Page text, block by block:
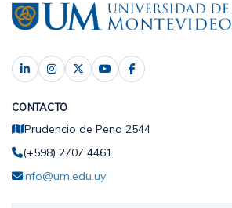
CONTACTO
Prudencio de Pena 2544
(+598) 2707 4461
info@um.edu.uy